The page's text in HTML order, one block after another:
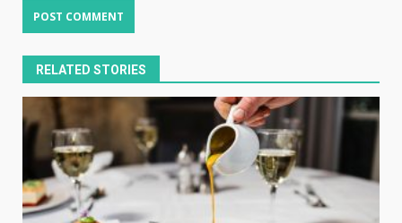
RELATED STORIES